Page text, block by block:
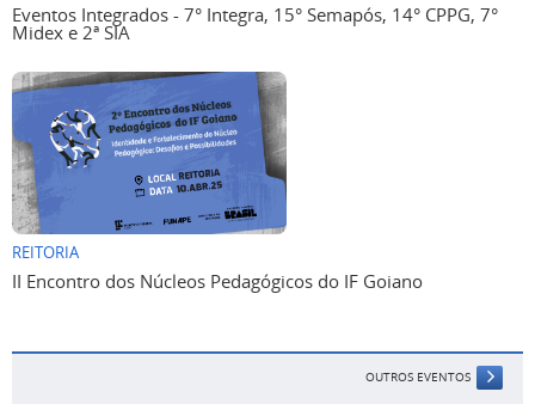
Eventos Integrados - 7° Integra, 15° Semapós, 14° CPPG, 7°
Midex e 2ª SIA
REITORIA
II Encontro dos Núcleos Pedagógicos do IF Goiano
OUTROS EVENTOS